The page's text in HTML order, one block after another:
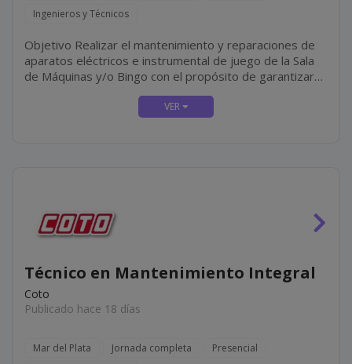
Ingenieros y Técnicos
Objetivo Realizar el mantenimiento y reparaciones de
aparatos eléctricos e instrumental de juego de la Sala
de Máquinas y/o Bingo con el propósito de garantizar
su correcto funcionamiento. Tareas Equipos Reparar y
realizar el mantenimiento de los equipos del...
Técnico en Mantenimiento Integral
Coto
Publicado hace 18 días
Mar del Plata Jornada completa
Presencial